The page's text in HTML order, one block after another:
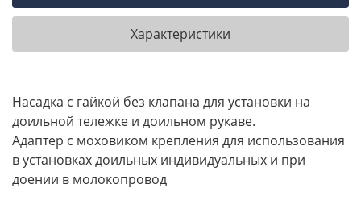
Характеристики
Насадка с гайкой без клапана для установки на
доильной тележке и доильном рукаве.
Адаптер с моховиком крепления для использования
в установках доильных индивидуальных и при
доении в молокопровод